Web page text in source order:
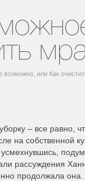
возможно, или Как
– все равно,
на собственной
усмехнувшись,
рассуждения
продолжала